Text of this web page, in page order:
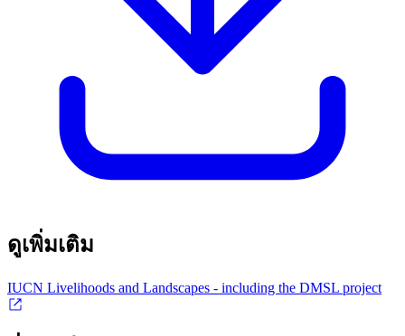
ดูเพิ่มเติม
IUCN Livelihoods and Landscapes - including the DMSL project